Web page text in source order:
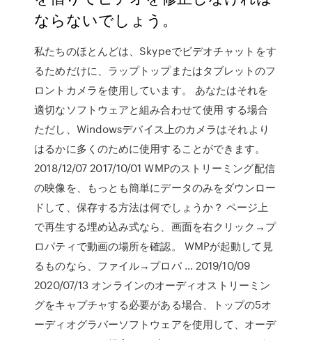
ならないでしょう。
私たちのほとんどは、Skypeでビデオチャットをす
るためだけに、ラップトップまたはタブレットのフ
ロントカメラを使用しています。 あなたはそれを
適切なソフトウェアと組み合わせて使用 する場合
ただし、Windowsデバイス上のカメラはそれより
はるかに多くのために使用することができます。
2018/12/07 2017/10/01 WMPのストリーミング配信
の映像を、もっとも簡単にデータのみをダウンロー
ドして、保存する方法は何でしょうか？ ページ上
で再生する埋め込み式なら、画面を右クリック→プ
ロパティで動画の場所を確認。 WMPが起動して見
るものなら、ファイル→プロパ … 2019/10/09
2020/07/13 オンラインのオーディオストリーミン
グをキャプチャする必要がある場合、トップの5オ
ーディオグラバーソフトウェアを使用して、オーデ